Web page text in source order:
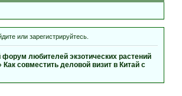
или зарегистрируйтесь.
форум любителей экзотических растений
Как совместить деловой визит в Китай с